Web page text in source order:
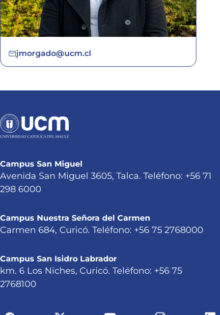
jmorgado@ucm.cl
Campus San Miguel
Avenida San Miguel 3605, Talca. Teléfono: +56 71
298 6000
Campus Nuestra Señora del Carmen
Carmen 684, Curicó. Teléfono: +56 75 2768000
Campus San Isidro Labrador
km. 6 Los Niches, Curicó. Teléfono: +56 75
2768100